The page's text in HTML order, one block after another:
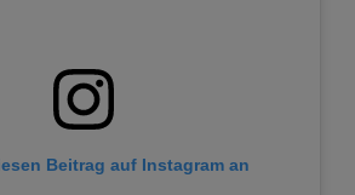
Beitrag auf Instagram an